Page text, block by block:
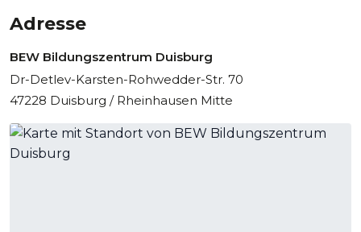
Adresse
BEW Bildungszentrum Duisburg
Dr-Detlev-Karsten-Rohwedder-Str. 70
47228 Duisburg / Rheinhausen Mitte